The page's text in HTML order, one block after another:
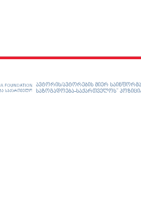
ავტორის/ავტორების მიერ
საზოგადოება-საქართველოს”